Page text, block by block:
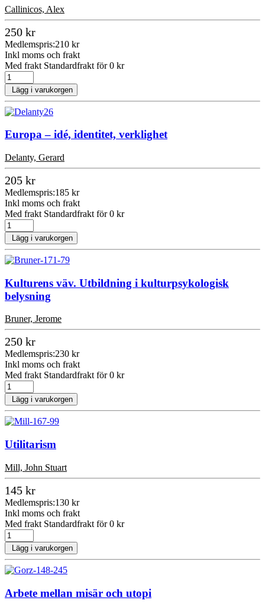
Callinicos, Alex
250 kr
Medlemspris:210 kr
Inkl moms och frakt
Med frakt Standardfrakt för 0 kr
Lägg i varukorgen
Europa – idé, identitet, verklighet
Delanty, Gerard
205 kr
Medlemspris:185 kr
Inkl moms och frakt
Med frakt Standardfrakt för 0 kr
Lägg i varukorgen
Kulturens väv. Utbildning i kulturpsykologisk
belysning
Bruner, Jerome
250 kr
Medlemspris:230 kr
Inkl moms och frakt
Med frakt Standardfrakt för 0 kr
Lägg i varukorgen
Utilitarism
Mill, John Stuart
145 kr
Medlemspris:130 kr
Inkl moms och frakt
Med frakt Standardfrakt för 0 kr
Lägg i varukorgen
Arbete mellan misär och utopi